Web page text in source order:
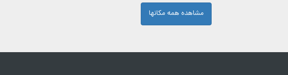
مشاهده همه مکانها